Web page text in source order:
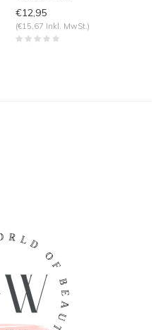
€12,95
(€15,67 Inkl. MwSt.)